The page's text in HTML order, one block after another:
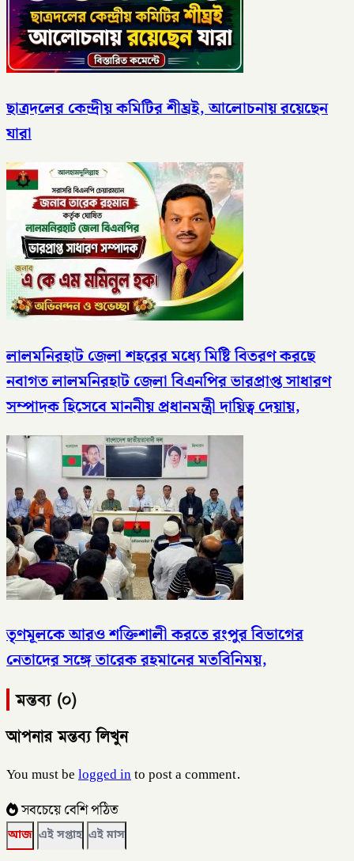
ছাত্রদলের কেন্দ্রীয় কমিটির শীঘ্রই, আলোচনায় রয়েছেন
যারা
লালমনিরহাট জেলা শহরের মধ্যে মিষ্টি বিতরণ করছে
নবাগত লালমনিরহাট জেলা বিএনপির ভারপ্রাপ্ত সাধারণ
সম্পাদক হিসেবে মাননীয় প্রধানমন্ত্রী দায়িত্ব দেয়ায়,
তৃণমূলকে আরও শক্তিশালী করতে রংপুর বিভাগের
নেতাদের সঙ্গে তারেক রহমানের মতবিনিময়,
মন্তব্য (০)
আপনার মন্তব্য লিখুন
You must belogged into post a comment.
সবচেয়ে বেশি পঠিত
আজ এই সপ্তাহ এই মাস